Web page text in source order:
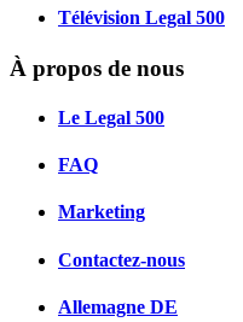
Télévision Legal 500
À propos de nous
Le Legal 500
FAQ
Marketing
Contactez-nous
Allemagne DE